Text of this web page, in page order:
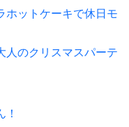
ホットケーキで休日モ
人のクリスマスパーテ